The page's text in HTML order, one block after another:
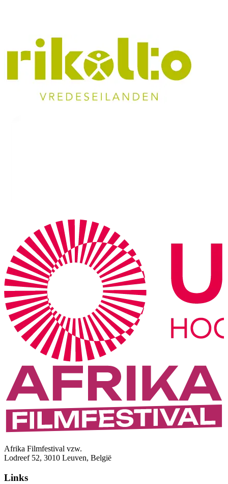
Afrika Filmfestival vzw.
Lodreef 52, 3010 Leuven, België
Links